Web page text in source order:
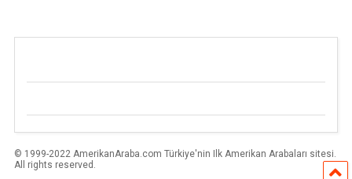
© 1999-2022 AmerikanAraba.com Türkiye'nin Ilk Amerikan Arabaları sitesi.
All rights reserved.